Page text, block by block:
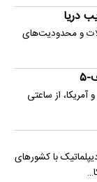
دریا
و محدودیت‌های
۵
آمریکا، از ساعتی
با کشورهای